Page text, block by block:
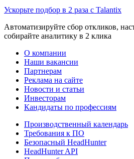
Ускорьте подбор в 2 раза с Talantix
Автоматизируйте сбор откликов,
собирайте аналитику в 2 клика
О компании
Наши вакансии
Партнерам
Реклама на сайте
Новости и статьи
Инвесторам
Кандидаты по профессиям
Производственный календарь
Требования к ПО
Безопасный HeadHunter
HeadHunter API